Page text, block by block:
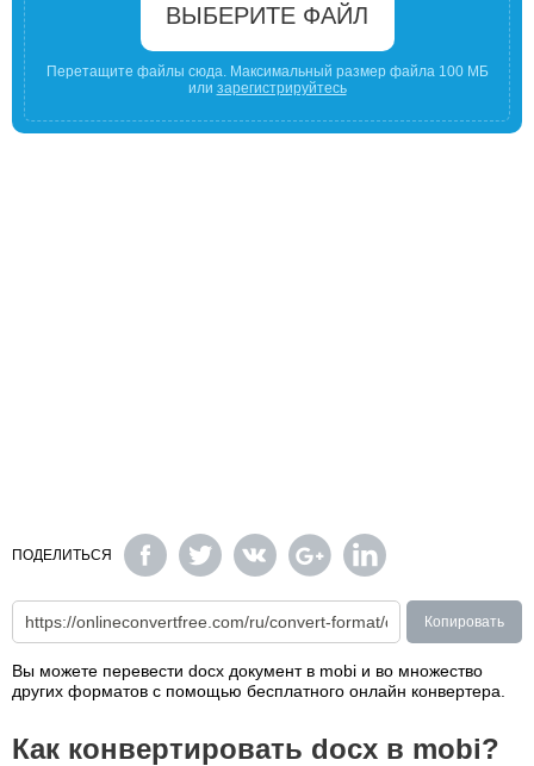
ВЫБЕРИТЕ ФАЙЛ
Перетащите файлы сюда. Максимальный размер файла 100 МБ
или зарегистрируйтесь
ПОДЕЛИТЬСЯ
Копировать
Вы можете перевести docx документ в mobi и во множество
других форматов с помощью бесплатного онлайн конвертера.
Как конвертировать docx в mobi?